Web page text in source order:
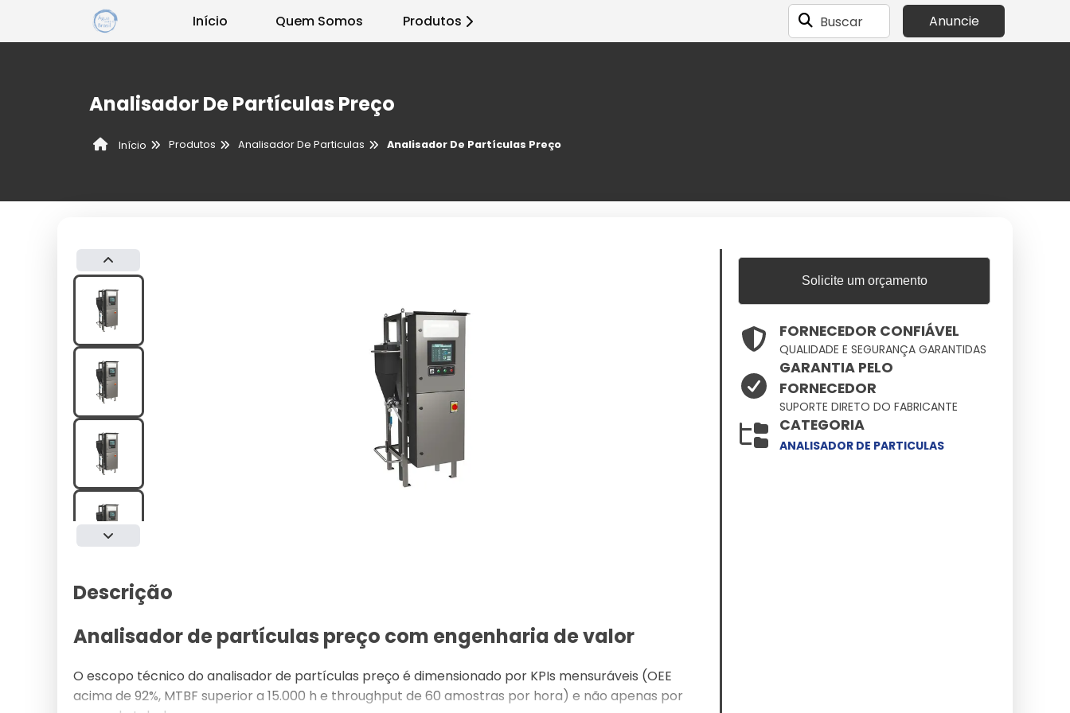
Início Quem Somos Produtos Buscar Anuncie
Analisador De Partículas Preço
Início Produtos Analisador De Particulas Analisador De Partículas Preço
Descrição
Analisador de partículas preço com engenharia de valor
O escopo técnico do analisador de partículas preço é dimensionado por KPIs mensuráveis (OEE
acima de 92%, MTBF superior a 15.000 h e throughput de 60 amostras por hora) e não apenas por
Solicite um orçamento
FORNECEDOR CONFIÁVEL
QUALIDADE E SEGURANÇA GARANTIDAS
GARANTIA PELO
FORNECEDOR
SUPORTE DIRETO DO FABRICANTE
CATEGORIA
ANALISADOR DE PARTICULAS